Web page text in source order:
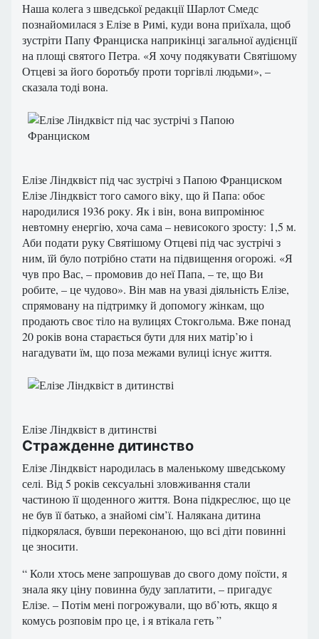
Наша колега з шведської редакції Шарлот Смедс
познайомилася з Елізе в Римі, куди вона приїхала, щоб
зустріти Папу Франциска наприкінці загальної аудієнції
на площі святого Петра. «Я хочу подякувати Святішому
Отцеві за його боротьбу проти торгівлі людьми», –
сказала тоді вона.
Елізе Ліндквіст під час зустрічі з Папою Франциском
Елізе Ліндквіст того самого віку, що й Папа: обоє
народилися 1936 року. Як і він, вона випромінює
невтомну енергію, хоча сама – невисокого зросту: 1,5 м.
Аби подати руку Святішому Отцеві під час зустрічі з
ним, їй було потрібно стати на підвищення огорожі. «Я
чув про Вас, – промовив до неї Папа, – те, що Ви
робите, – це чудово». Він мав на увазі діяльність Елізе,
спрямовану на підтримку й допомогу жінкам, що
продають своє тіло на вулицях Стокгольма. Вже понад
20 років вона старається бути для них матір’ю і
нагадувати їм, що поза межами вулиці існує життя.
Елізе Ліндквіст в дитинстві
Стражденне дитинство
Елізе Ліндквіст народилась в маленькому шведському
селі. Від 5 років сексуальні зловживання стали
частиною її щоденного життя. Вона підкреслює, що це
не був її батько, а знайомі сім’ї. Налякана дитина
підкорялася, бувши переконаною, що всі діти повинні
це зносити.
“ Коли хтось мене запрошував до свого дому поїсти, я
знала яку ціну повинна буду заплатити, – пригадує
Елізе. – Потім мені погрожували, що вб’ють, якщо я
комусь розповім про це, і я втікала геть ”